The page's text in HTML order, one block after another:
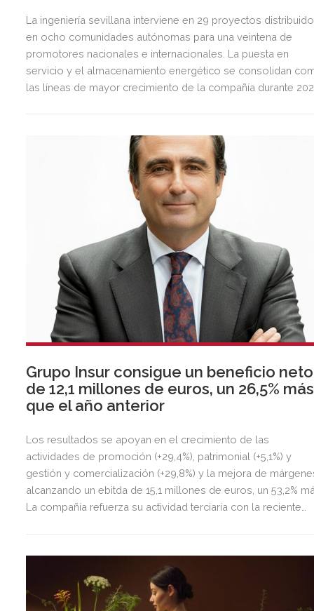
La ingeniería sevillana interviene en 29 proyectos
en ocho comunidades autónomas para una veintena de
promotores nacionales e internacionales. La puesta en
servicio y el almacenamiento energético se consolidan
las líneas de mayor crecimiento de la compañía durante
Grupo Insur consigue un beneficio neto
de 12,1 millones de euros, un 26,5% más
que el año anterior
Los resultados se apoyan en el crecimiento de las
actividades de promoción (+29,4%), patrimonial (+5,1%) y
gestión y comercialización (+29,8%) y la mejora de
alcanzando un ebitda de 15,1 millones de euros, un 53,2%
La compañía refuerza su actividad terciaria con la reciente
España.